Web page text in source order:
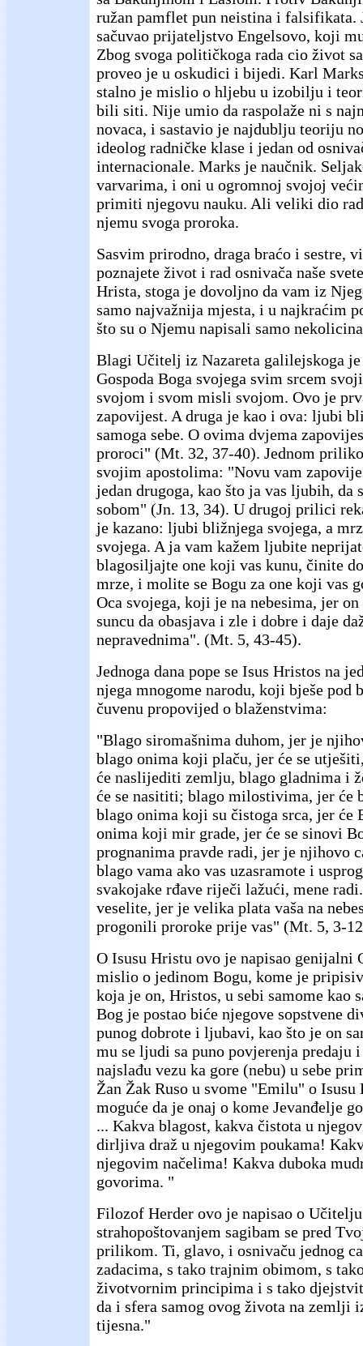
ružan pamflet pun neistina i falsifikata.
sačuvao prijateljstvo Engelsovo, koji
Zbog svoga političkoga rada cio život
proveo je u oskudici i bijedi. Karl
stalno je mislio o hljebu u izobilju i
bili siti. Nije umio da raspolaže ni s
novaca, i sastavio je najdublju teoriju
ideolog radničke klase i jedan od
internacionale. Marks je naučnik.
varvarima, i oni u ogromnoj svojoj
primiti njegovu nauku. Ali veliki dio
njemu svoga proroka.
Sasvim prirodno, draga braćo i sestre,
poznajete život i rad osnivača naše
Hrista, stoga je dovoljno da vam iz
samo najvažnija mjesta, i u najkraćim
što su o Njemu napisali samo
Blagi Učitelj iz Nazareta galilejskoga
Gospoda Boga svojega svim srcem
svojom i svom misli svojom. Ovo je
zapovijest. A druga je kao i ova: ljubi
samoga sebe. O ovima dvjema
proroci" (Mt. 32, 37-40). Jednom
svojim apostolima: "Novu vam
jedan drugoga, kao što ja vas ljubih, da
sobom" (Jn. 13, 34). U drugoj prilici
je kazano: ljubi bližnjega svojega, a
svojega. A ja vam kažem ljubite
blagosiljajte one koji vas kunu, činite
mrze, i molite se Bogu za one koji vas
Oca svojega, koji je na nebesima, jer
suncu da obasjava i zle i dobre i daje
nepravednima". (Mt. 5, 43-45).
Jednoga dana pope se Isus Hristos na
njega mnogome narodu, koji bješe pod
čuvenu propovijed o blaženstvima:
"Blago siromašnima duhom, jer je
blago onima koji plaču, jer će se
će naslijediti zemlju, blago gladnima i
će se nasititi; blago milostivima, jer će
blago onima koji su čistoga srca, jer će
onima koji mir grade, jer će se sinovi
prognanima pravde radi, jer je njihovo
blago vama ako vas uzasramote i
svakojake rđave riječi lažući, mene
veselite, jer je velika plata vaša na
progonili proroke prije vas" (Mt. 5, 3-
O Isusu Hristu ovo je napisao genijalni
mislio o jedinom Bogu, kome je
koja je on, Hristos, u sebi samome kao
Bog je postao biće njegove sopstvene
punog dobrote i ljubavi, kao što je on
mu se ljudi sa puno povjerenja predaju
najslađu vezu ka gore (nebu) u sebe
Žan Žak Ruso u svome "Emilu" o
moguće da je onaj o kome Jevanđelje
... Kakva blagost, kakva čistota u
dirljiva draž u njegovim poukama!
njegovim načelima! Kakva duboka
govorima. "
Filozof Herder ovo je napisao o
strahopoštovanjem sagibam se pred
prilikom. Ti, glavo, i osnivaču jednog
zadacima, s tako trajnim obimom, s
životvornim principima i s tako
da i sfera samog ovog života na zemlji
tijesna."